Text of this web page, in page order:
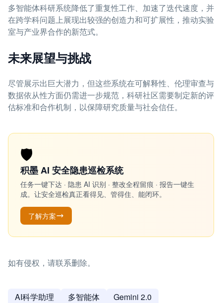
多智能体科研系统降低了重复性工作、加速了迭代速度，并
在跨学科问题上展现出较强的创造力和可扩展性，推动实验
室与产业界合作的新范式。
未来展望与挑战
尽管展示出巨大潜力，但这些系统在可解释性、伦理审查与
数据依从性方面仍需进一步规范，科研社区需要制定新的评
估标准和合作机制，以保障研究质量与社会信任。
🛡️
积墨 AI 安全隐患巡检系统
任务一键下达 · 隐患 AI 识别 · 整改全程留痕 · 报告一键生
成。让安全巡检真正看得见、管得住、能闭环。
了解方案
如有侵权，请联系删除。
AI科学助理 多智能体
Gemini 2.0